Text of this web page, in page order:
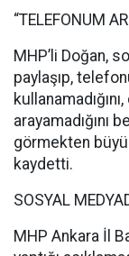
“TELEFONUM
MHP’li Doğan,
paylaşıp,
arayamadığını
görmekten
kaydetti.
SOSYAL
MHP Ankara İl